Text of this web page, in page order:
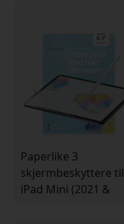
Paperlike 3
skjermbeskyttere til
iPad Mini (2021 &